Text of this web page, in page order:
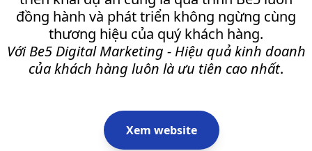
đồng hành và phát triển không ngừng cùng
thương hiệu của quý khách hàng.
Với Be5 Digital Marketing - Hiệu quả kinh doanh
của khách hàng luôn là ưu tiên cao nhất.
Xem website